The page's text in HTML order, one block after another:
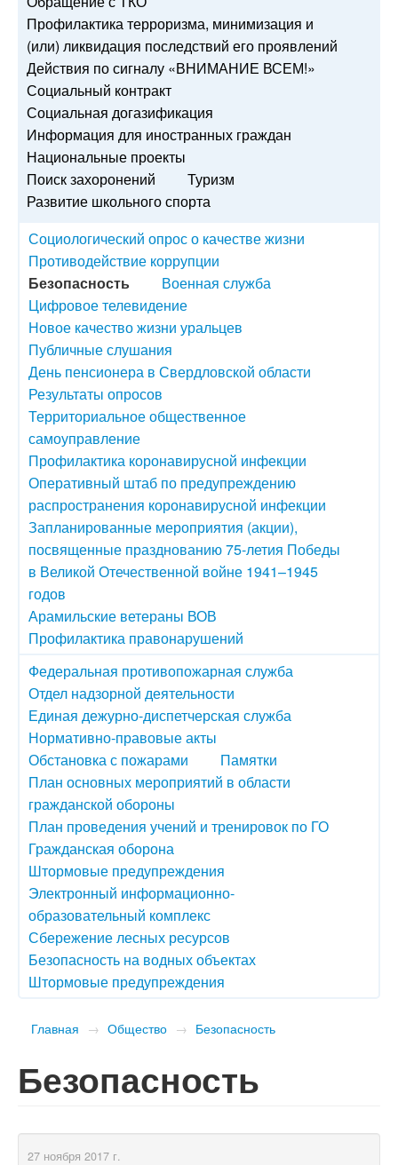
Профилактика терроризма, минимизация и
(или) ликвидация последствий его проявлений
Действия по сигналу «ВНИМАНИЕ ВСЕМ!»
Социальный контракт
Социальная догазификация
Информация для иностранных граждан
Национальные проекты
Поиск захоронений
Туризм
Развитие школьного спорта
Социологический опрос о качестве жизни
Противодействие коррупции
Безопасность
Военная служба
Цифровое телевидение
Новое качество жизни уральцев
Публичные слушания
День пенсионера в Свердловской области
Результаты опросов
Территориальное общественное
самоуправление
Профилактика коронавирусной инфекции
Оперативный штаб по предупреждению
распространения коронавирусной инфекции
Запланированные мероприятия (акции),
посвященные празднованию 75-летия Победы
в Великой Отечественной войне 1941–1945
годов
Арамильские ветераны ВОВ
Профилактика правонарушений
Федеральная противопожарная служба
Отдел надзорной деятельности
Единая дежурно-диспетчерская служба
Нормативно-правовые акты
Обстановка с пожарами
Памятки
План основных мероприятий в области
гражданской обороны
План проведения учений и тренировок по ГО
Гражданская оборона
Штормовые предупреждения
Электронный информационно-
образовательный комплекс
Сбережение лесных ресурсов
Безопасность на водных объектах
Штормовые предупреждения
Главная → Общество → Безопасность
Безопасность
27 ноября 2017 г.